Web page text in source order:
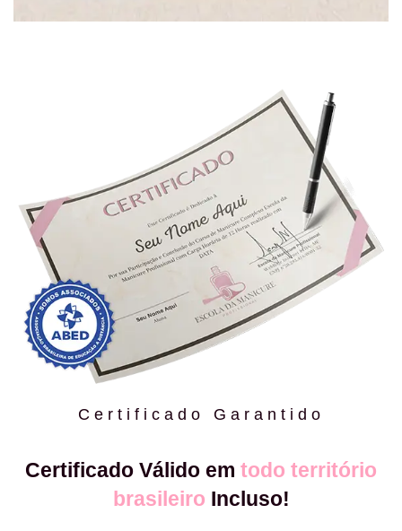
Certificado Garantido
Certificado Válido em todo território
brasileiro Incluso!